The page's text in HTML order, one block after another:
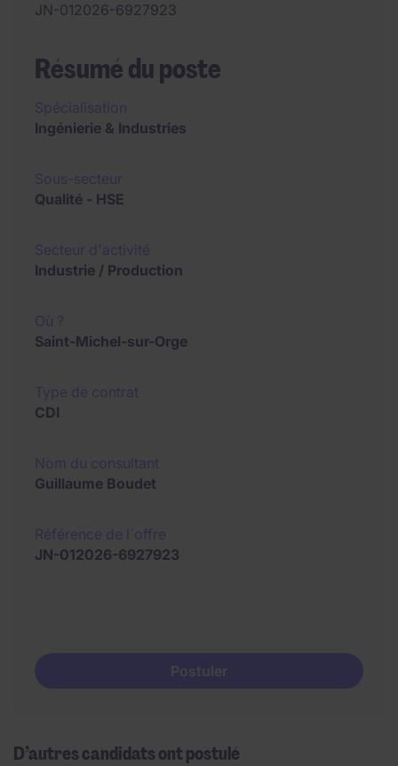
JN-012026-6927923
Résumé du poste
Ingénierie & Industries
Qualité - HSE
Industrie / Production
Saint-Michel-sur-Orge
CDI
Guillaume Boudet
JN-012026-6927923
Postuler
D’autres candidats ont postulé